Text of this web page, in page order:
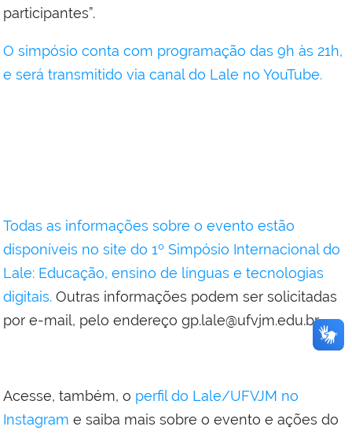
participantes”.
O simpósio conta com programação das 9h às 21h,
e será transmitido via canal do Lale no YouTube.
Todas as informações sobre o evento estão
disponíveis no site do 1º Simpósio Internacional do
Lale: Educação, ensino de línguas e tecnologias
digitais. Outras informações podem ser solicitadas
por e-mail, pelo endereço gp.lale@ufvjm.edu.br.
Acesse, também, o perfil do Lale/UFVJM no
Instagram e saiba mais sobre o evento e ações do